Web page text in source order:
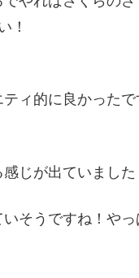
！
ィ的に良かったで
じが出ていました
そうですね！や